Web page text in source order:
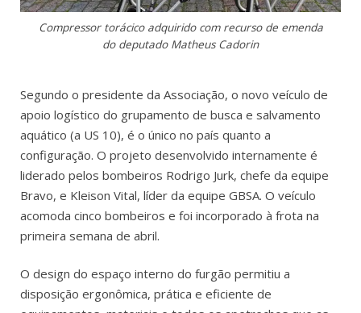
Compressor torácico adquirido com recurso de emenda
do deputado Matheus Cadorin
Segundo o presidente da Associação, o novo veículo de
apoio logístico do grupamento de busca e salvamento
aquático (a US 10), é o único no país quanto a
configuração. O projeto desenvolvido internamente é
liderado pelos bombeiros Rodrigo Jurk, chefe da equipe
Bravo, e Kleison Vital, líder da equipe GBSA. O veículo
acomoda cinco bombeiros e foi incorporado à frota na
primeira semana de abril.
O design do espaço interno do furgão permitiu a
disposição ergonômica, prática e eficiente de